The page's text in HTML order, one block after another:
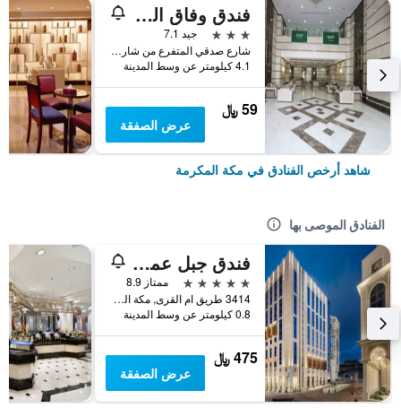
فندق وفاق المشاعر
3 نجوم
جيد 7.1
شارع صدقي المتفرع من شارع العزيزية العام, مكة المكرمة, المملكة العربية السعودية
4.1 كيلومتر عن وسط المدينة
59 ﷼
عرض الصفقة
شاهد أرخص الفنادق في مكة المكرمة
الفنادق الموصى بها
فندق جبل عمر ماريوت، مكة المكرمة
5 نجوم
ممتاز 8.9
3414 طريق ام القرى, مكة المكرمة, المملكة العربية السعودية, مكة المكرمة, المملكة العربية السعودية
0.8 كيلومتر عن وسط المدينة
475 ﷼
عرض الصفقة